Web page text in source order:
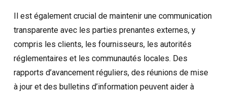
Il est également crucial de maintenir une communication
transparente avec les parties prenantes externes, y
compris les clients, les fournisseurs, les autorités
réglementaires et les communautés locales. Des
rapports d’avancement réguliers, des réunions de mise
à jour et des bulletins d’information peuvent aider à